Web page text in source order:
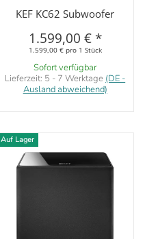
KEF KC62 Subwoofer
1.599,00 € *
1.599,00 € pro 1 Stück
Sofort verfügbar
Lieferzeit: 5 - 7 Werktage (DE -
Ausland abweichend)
Auf Lager